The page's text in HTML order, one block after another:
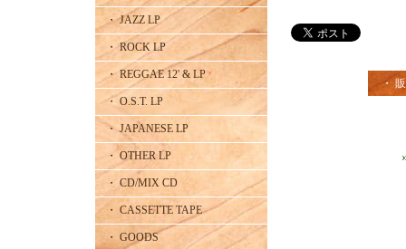
・ JAZZ LP
・ ROCK LP
・ REGGAE 12' & LP
・ O.S.T. LP
・ JAPANESE LP
・ OTHER LP
・ CD/MIX CD
・ CASSETTE TAPE
・ GOODS
・